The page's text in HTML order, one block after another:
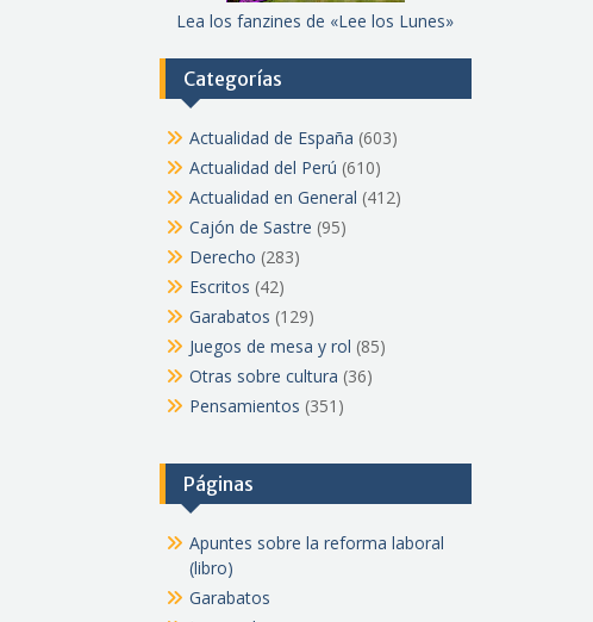
Lea los fanzines de «Lee los Lunes»
Categorías
Actualidad de España (603)
Actualidad del Perú (610)
Actualidad en General (412)
Cajón de Sastre (95)
Derecho (283)
Escritos (42)
Garabatos (129)
Juegos de mesa y rol (85)
Otras sobre cultura (36)
Pensamientos (351)
Páginas
Apuntes sobre la reforma laboral
(libro)
Garabatos